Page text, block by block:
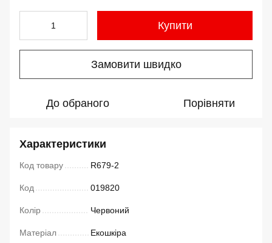
Купити
Замовити швидко
До обраного Порівняти
Характеристики
Код товару R679-2
Код 019820
Колір Червоний
Матеріал Екошкіра